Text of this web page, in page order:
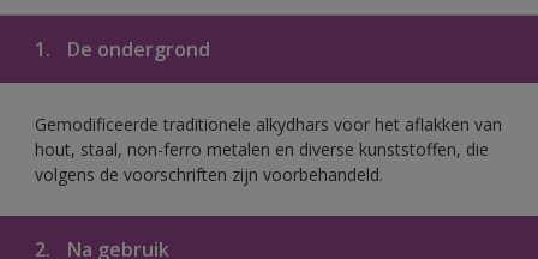
1. De ondergrond
Gemodificeerde traditionele alkydhars voor het aflakken van
hout, staal, non-ferro metalen en diverse kunststoffen, die
volgens de voorschriften zijn voorbehandeld.
2. Na gebruik